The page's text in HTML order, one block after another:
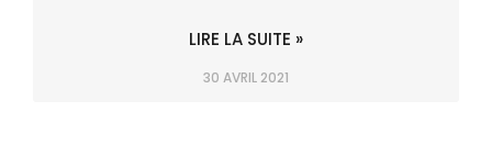
LIRE LA SUITE »
30 AVRIL 2021